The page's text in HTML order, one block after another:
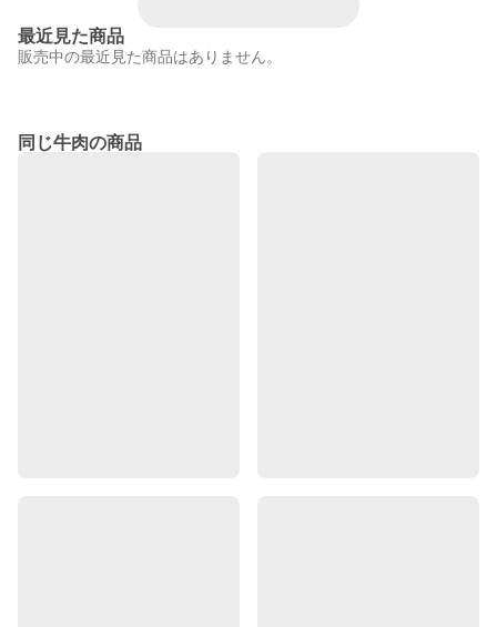
最近見た商品
販売中の最近見た商品はありません。
同じ牛肉の商品